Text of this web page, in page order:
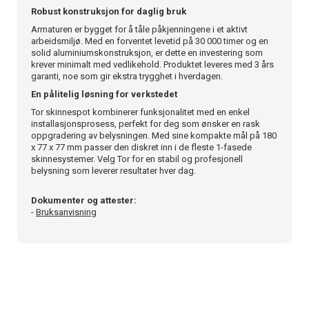
Robust konstruksjon for daglig bruk
Armaturen er bygget for å tåle påkjenningene i et aktivt
arbeidsmiljø. Med en forventet levetid på 30 000 timer og en
solid aluminiumskonstruksjon, er dette en investering som
krever minimalt med vedlikehold. Produktet leveres med 3 års
garanti, noe som gir ekstra trygghet i hverdagen.
En pålitelig løsning for verkstedet
Tor skinnespot kombinerer funksjonalitet med en enkel
installasjonsprosess, perfekt for deg som ønsker en rask
oppgradering av belysningen. Med sine kompakte mål på 180
x 77 x 77 mm passer den diskret inn i de fleste 1-fasede
skinnesystemer. Velg Tor for en stabil og profesjonell
belysning som leverer resultater hver dag.
Dokumenter og attester:
- Bruksanvisning